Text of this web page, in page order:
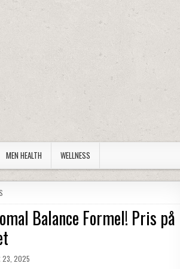
MEN HEALTH WELLNESS
Balance Formel! Pris på
DATE:
23, 2025